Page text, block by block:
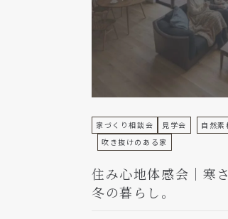
家づくり相談会 見学会
自然素
吹き抜けのある家
住み心地体感会｜寒
冬の暮らし。